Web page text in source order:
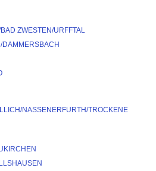
ZWESTEN/URFFTAL
DAMMERSBACH
NASSENERFURTH/TROCKENE